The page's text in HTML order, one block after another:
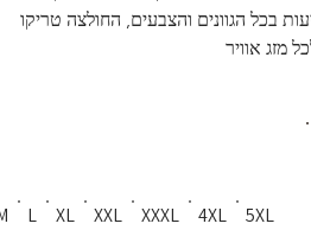
בכל הגוונים והצבעים, החולצה טריקו
מזג אוויר
L XL XXL XXXL 4XL 5XL